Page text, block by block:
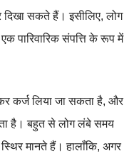
सकते हैं। इसीलिए, लोग
पारिवारिक संपत्ति के रूप में
कर्ज लिया जा सकता है, और
है। बहुत से लोग लंबे समय
मानते हैं। हालाँकि, अगर